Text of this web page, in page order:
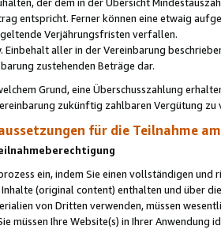
entspricht. Ferner können eine etwaig
Verjährungsfristen verfallen.
Einbehalt aller in der Vereinbarung
zustehenden Beträge dar.
Grund, eine Überschusszahlung
zukünftig zahlbaren Vergütung zu
für die Teilnahme
ein, indem Sie einen vollständigen
(original content) enthalten und über
von Dritten verwenden, müssen
müssen Ihre Website(s) in Ihrer Anwendung